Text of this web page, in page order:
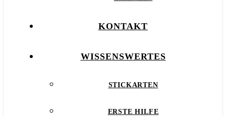
KONTAKT
WISSENSWERTES
STICKARTEN
ERSTE HILFE